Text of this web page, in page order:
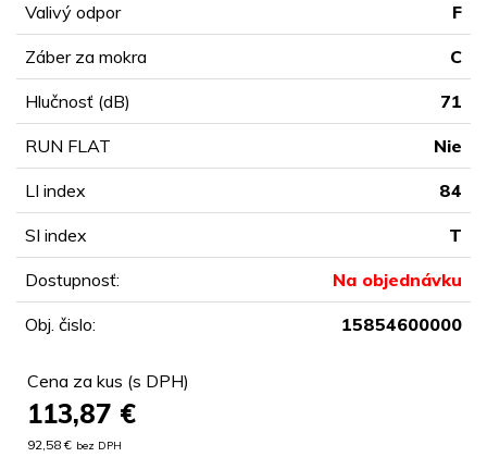
Valivý odpor F
Záber za mokra C
Hlučnosť (dB) 71
RUN FLAT Nie
LI index 84
SI index T
Dostupnosť: Na objednávku
Obj. čislo: 15854600000
Cena za kus (s DPH)
113,87 €
92,58 € bez DPH